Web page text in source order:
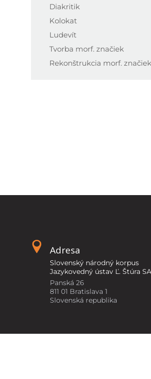
Diakritik
Kolokat
Ludevít
Tvorba morf. značiek
Rekonštrukcia morf. značiek
Adresa
Slovenský národný korpus
Jazykovedný ústav Ľ. Štúra
Panská 26
811 01 Bratislava 1
Slovenská republika